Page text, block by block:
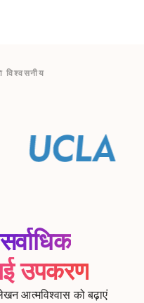
विश्वसनीय
सर्वाधिक
उपकरण
आत्मविश्वास को बढ़ाएं